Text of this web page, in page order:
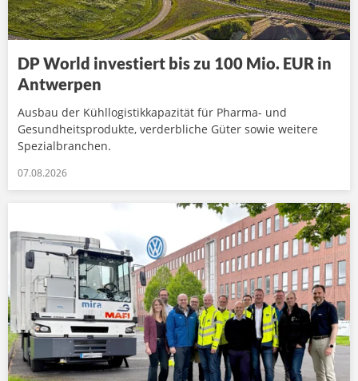
DP World investiert bis zu 100 Mio. EUR in
Antwerpen
Ausbau der Kühllogistikkapazität für Pharma- und
Gesundheitsprodukte, verderbliche Güter sowie weitere
Spezialbranchen.
07.08.2026